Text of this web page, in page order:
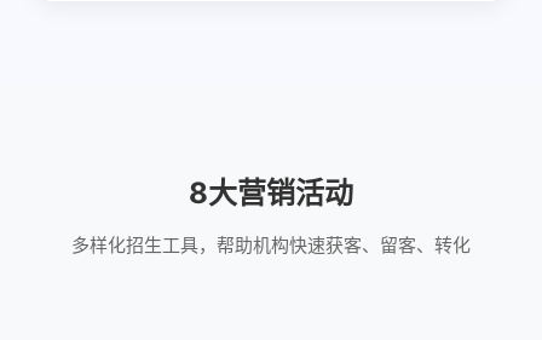
8大营销活动
多样化招生工具，帮助机构快速获客、留客、转化